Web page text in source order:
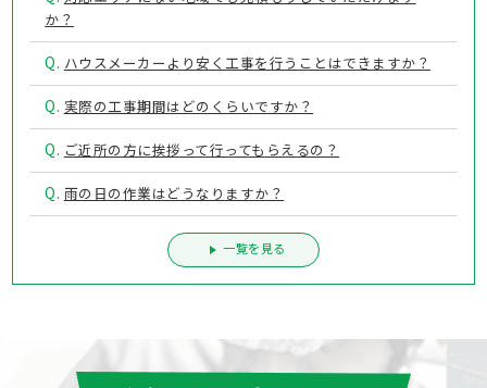
か？
Q. ハウスメーカーより安く工事を行うことはできますか？
Q. 実際の工事期間はどのくらいですか？
Q. ご近所の方に挨拶って行ってもらえるの？
Q. 雨の日の作業はどうなりますか？
一覧を見る